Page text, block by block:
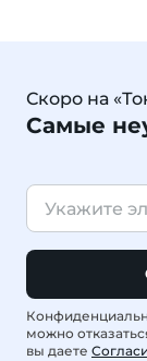
Скоро на
Самые
можно
вы даете